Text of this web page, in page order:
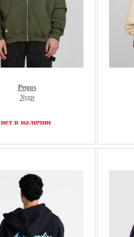
Pequs
Худи
нет в наличии